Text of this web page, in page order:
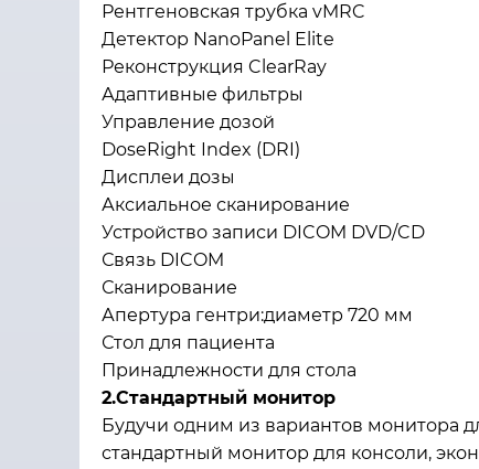
Рентгеновская трубка vMRC
Детектор NanoPanel Elite
Реконструкция ClearRay
Адаптивные фильтры
Управление дозой
DoseRight Index (DRI)
Дисплеи дозы
Аксиальное сканирование
Устройство записи DICOM DVD/CD
Связь DICOM
Сканирование
Апертура гентри:диаметр 720 мм
Стол для пациента
Принадлежности для стола
2.Стандартный монитор
Будучи одним из вариантов монитора
стандартный монитор для консоли,